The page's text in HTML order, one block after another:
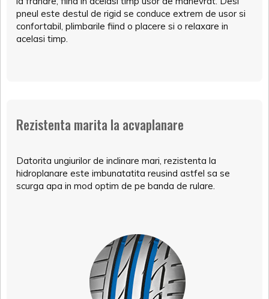
pneul este destul de rigid se conduce extrem de usor si
confortabil, plimbarile fiind o placere si o relaxare in
acelasi timp.
Rezistenta marita la acvaplanare
Datorita ungiurilor de inclinare mari, rezistenta la
hidroplanare este imbunatatita reusind astfel sa se
scurga apa in mod optim de pe banda de rulare.